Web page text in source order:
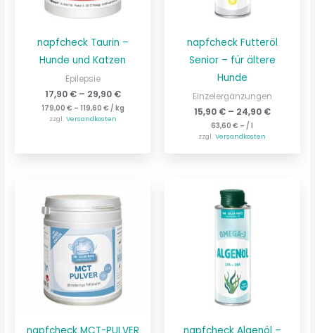
napfcheck Taurin –
Hunde und Katzen
Epilepsie
17,90 €– 29,90 €
179,00 € – 119,60 € / kg
zzgl. Versandkosten
napfcheck Futteröl
Senior – für ältere
Hunde
Einzelergänzungen
15,90 €– 24,90 €
63,60€ – /l
zzgl.Versandkosten
napfcheck MCT-PULVER
napfcheck Algenöl –